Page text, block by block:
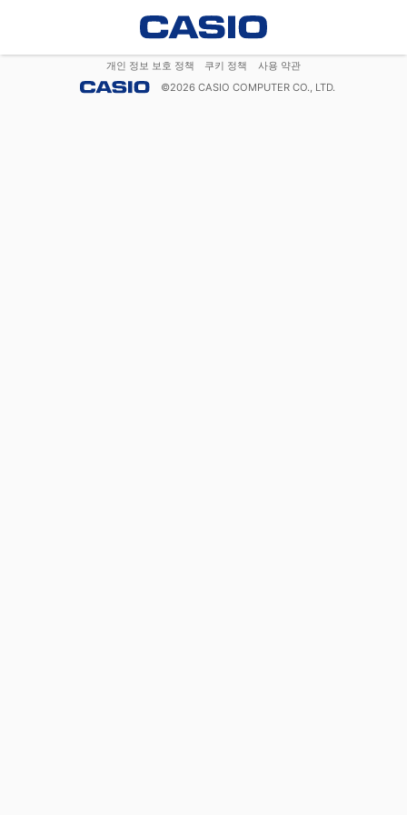
개인 정보 보호 정책 쿠키 정책
사용 약관
©2026 CASIO COMPUTER CO., LTD.